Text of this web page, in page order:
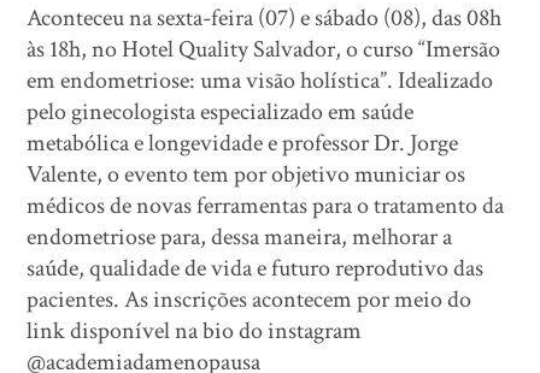
Aconteceu na sexta-feira (07) e sábado (08), das 08h
às 18h, no Hotel Quality Salvador, o curso “Imersão
em endometriose: uma visão holística”. Idealizado
pelo ginecologista especializado em saúde
metabólica e longevidade e professor Dr. Jorge
Valente, o evento tem por objetivo municiar os
médicos de novas ferramentas para o tratamento da
endometriose para, dessa maneira, melhorar a
saúde, qualidade de vida e futuro reprodutivo das
pacientes. As inscrições acontecem por meio do
link disponível na bio do instagram
@academiadamenopausa